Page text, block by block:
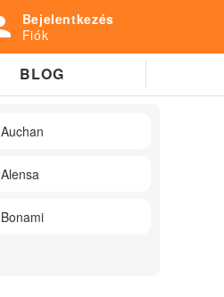
Bejelentkezés
Fiók
BLOG
Auchan
Alensa
Bonami